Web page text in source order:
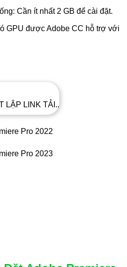
Cần ít nhất 2 GB để cài đặt.
GPU được Adobe CC hỗ trợ với
LẬP LINK TẢI..
Pro 2022
Pro 2023